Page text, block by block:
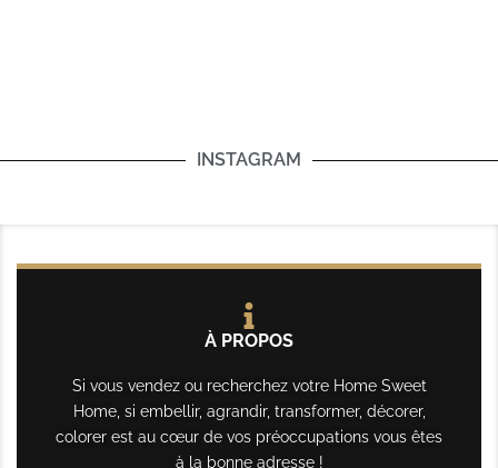
INSTAGRAM
À PROPOS
Si vous vendez ou recherchez votre Home Sweet
Home, si embellir, agrandir, transformer, décorer,
colorer est au cœur de vos préoccupations vous êtes
à la bonne adresse !